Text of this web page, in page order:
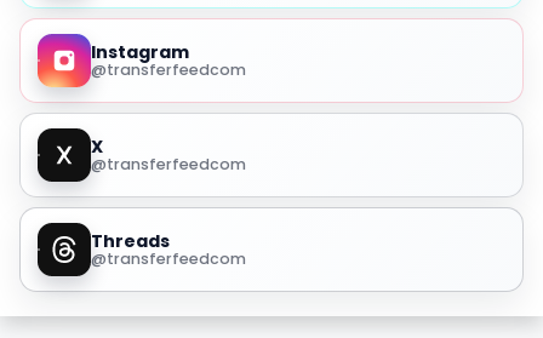
Instagram
@transferfeedcom
X
@transferfeedcom
Threads
@transferfeedcom